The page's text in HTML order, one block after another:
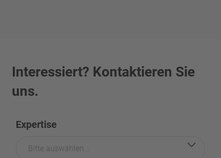
Interessiert? Kontaktieren Sie
uns.
Expertise
Bitte auswählen...